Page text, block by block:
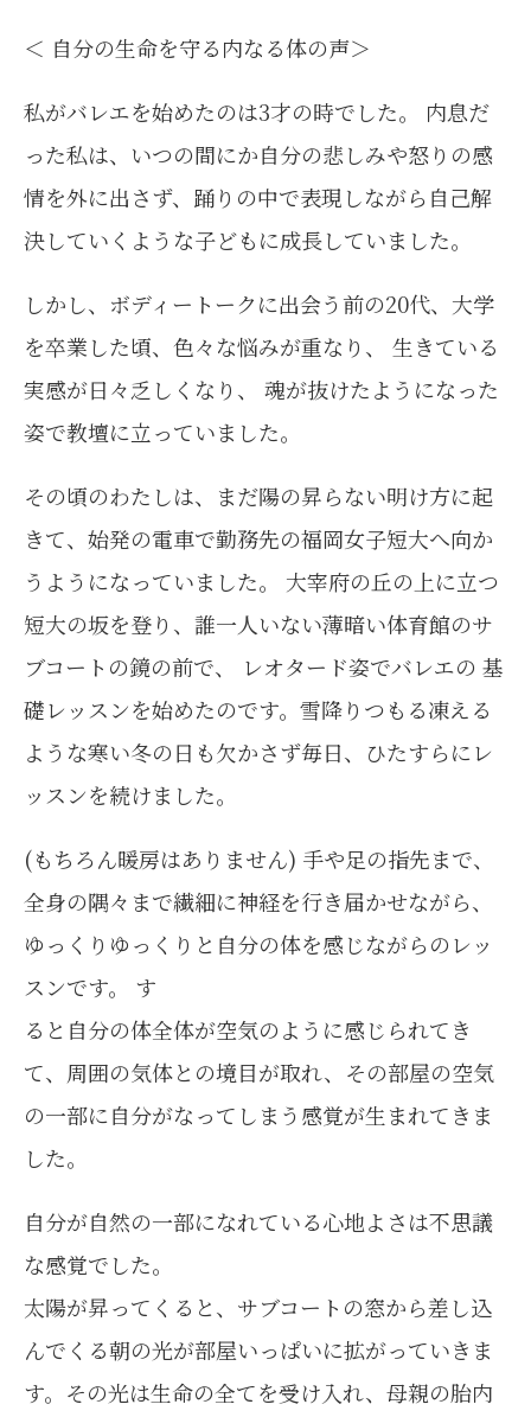
＜ 自分の生命を守る内なる体の声＞
私がバレエを始めたのは3才の時でした。 内息だ
った私は、いつの間にか自分の悲しみや怒りの感
情を外に出さず、踊りの中で表現しながら自己解
決していくような子どもに成長していました。
しかし、ボディートークに出会う前の20代、大学
を卒業した頃、色々な悩みが重なり、 生きている
実感が日々乏しくなり、 魂が抜けたようになった
姿で教壇に立っていました。
その頃のわたしは、まだ陽の昇らない明け方に起
きて、始発の電車で勤務先の福岡女子短大へ向か
うようになっていました。 大宰府の丘の上に立つ
短大の坂を登り、誰一人いない薄暗い体育館のサ
ブコートの鏡の前で、 レオタード姿でバレエの 基
礎レッスンを始めたのです。雪降りつもる凍える
ような寒い冬の日も欠かさず毎日、ひたすらにレ
ッスンを続けました。
(もちろん暖房はありません) 手や足の指先まで、
全身の隅々まで繊細に神経を行き届かせながら、
ゆっくりゆっくりと自分の体を感じながらのレッ
スンです。 す
ると自分の体全体が空気のように感じられてき
て、周囲の気体との境目が取れ、その部屋の空気
の一部に自分がなってしまう感覚が生まれてきま
した。
自分が自然の一部になれている心地よさは不思議
な感覚でした。
太陽が昇ってくると、サブコートの窓から差し込
んでくる朝の光が部屋いっぱいに拡がっていきま
す。その光は生命の全てを受け入れ、母親の胎内